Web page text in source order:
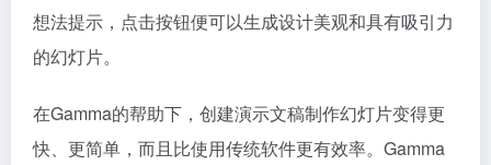
想法提示，点击按钮便可以生成设计美观和具有吸引力
的幻灯片。
在Gamma的帮助下，创建演示文稿制作幻灯片变得更
快、更简单，而且比使用传统软件更有效率。Gamma